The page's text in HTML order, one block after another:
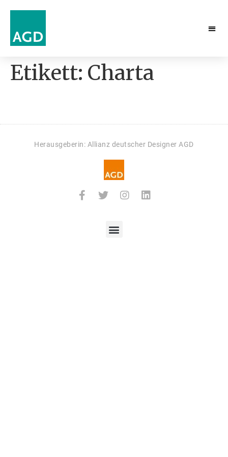
Etikett: Charta
Herausgeberin: Allianz deutscher Designer AGD